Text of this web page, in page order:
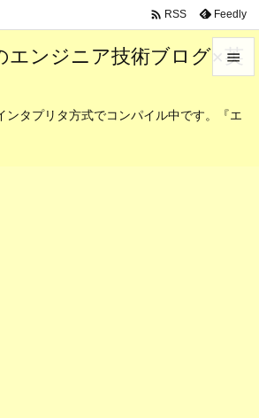
エンジニア技術ブログ×英
ンタプリタ方式でコンパイル中です。『エ

メニュ
 RSS Feedly